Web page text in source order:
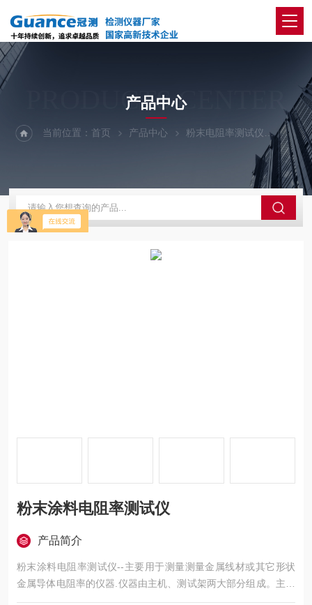
PRODUCTS CENTER
产品中心
当前位置：首页 产品中心 粉末电阻率测试仪 全自
粉末涂料电阻率测试仪
产品简介
粉末涂料电阻率测试仪--主要用于测量测量金属线材或其它形状
金属导体电阻率的仪器.仪器由主机、测试架两大部分组成。主机
包括高灵敏的直流数字电压表和高稳定的直流恒流源测量试验设